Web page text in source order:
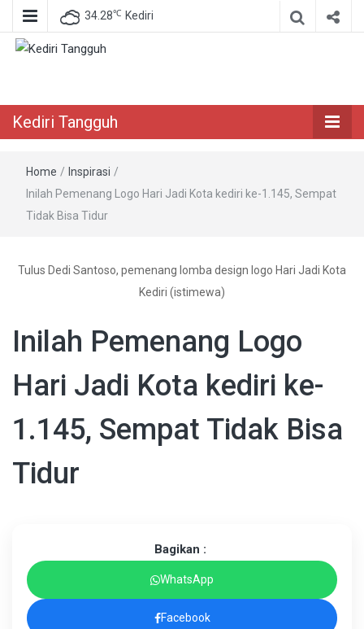
34.28℃ Kediri
Kediri Tangguh
Home / Inspirasi /
Inilah Pemenang Logo Hari Jadi Kota kediri ke-1.145, Sempat
Tidak Bisa Tidur
Tulus Dedi Santoso, pemenang lomba design logo Hari Jadi Kota
Kediri (istimewa)
Inilah Pemenang Logo
Hari Jadi Kota kediri ke-
1.145, Sempat Tidak Bisa
Tidur
Bagikan :
WhatsApp
Facebook